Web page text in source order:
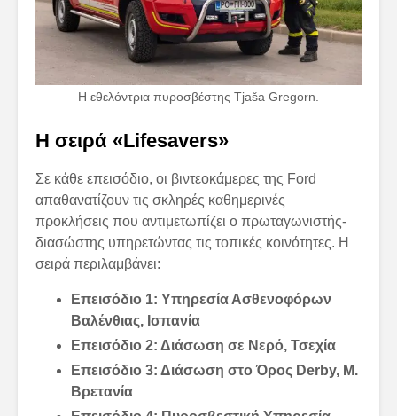
Η εθελόντρια πυροσβέστης Tjaša Gregorn.
Η σειρά «Lifesavers»
Σε κάθε επεισόδιο, οι βιντεοκάμερες της Ford
απαθανατίζουν τις σκληρές καθημερινές
προκλήσεις που αντιμετωπίζει ο πρωταγωνιστής-
διασώστης υπηρετώντας τις τοπικές κοινότητες. Η
σειρά περιλαμβάνει:
Επεισόδιο 1: Υπηρεσία Ασθενοφόρων
Βαλένθιας, Ισπανία
Επεισόδιο 2: Διάσωση σε Νερό, Τσεχία
Επεισόδιο 3: Διάσωση στο Όρος Derby, Μ.
Βρετανία